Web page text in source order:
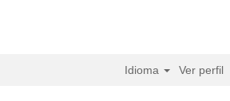
Idioma Ver perfil